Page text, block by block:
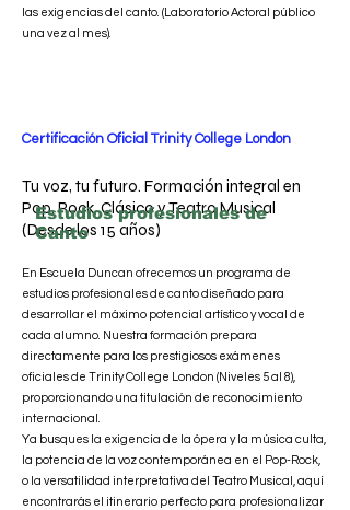
las exigencias del canto. (Laboratorio Actoral público
una vez al mes).
Certificación Oficial Trinity College London
Tu voz, tu futuro. Formación integral en
Pop, Rock, Clásico y Teatro Musical
(Desde los 15 años)
En Escuela Duncan ofrecemos un programa de
estudios profesionales de canto diseñado para
desarrollar el máximo potencial artístico y vocal de
cada alumno. Nuestra formación prepara
directamente para los prestigiosos exámenes
oficiales de Trinity College London (Niveles 5 al 8),
proporcionando una titulación de reconocimiento
internacional.
Ya busques la exigencia de la ópera y la música culta,
la potencia de la voz contemporánea en el Pop-Rock,
o la versatilidad interpretativa del Teatro Musical, aquí
encontrarás el itinerario perfecto para profesionalizar
Estudios profesionales de
Canto